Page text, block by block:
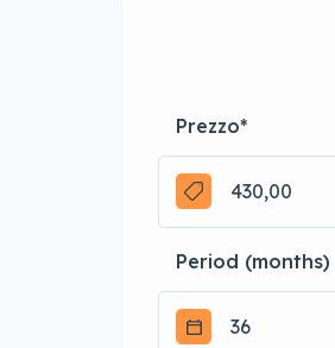
Prezzo*
Period (months)